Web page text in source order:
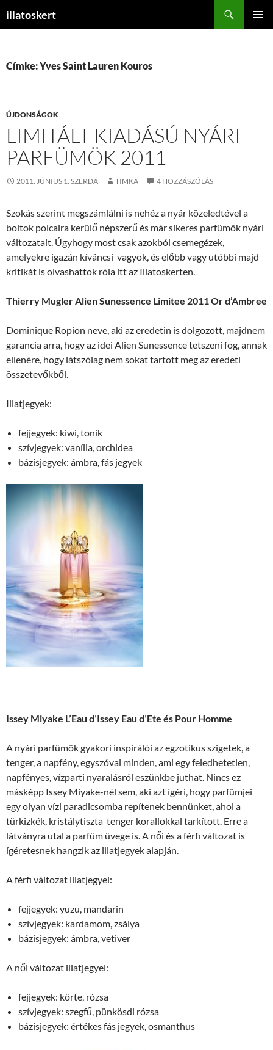
illatoskert
Címke: Yves Saint Lauren Kouros
ÚJDONSÁGOK
LIMITÁLT KIADÁSÚ NYÁRI
PARFÜMÖK 2011
2011. JÚNIUS 1. SZERDA TIMKA 4 HOZZÁSZÓLÁS
Szokás szerint megszámlálni is nehéz a nyár közeledtével a
boltok polcaira kerülő népszerű és már sikeres parfümök nyári
változatait. Úgyhogy most csak azokból csemegézek,
amelyekre igazán kíváncsi vagyok, és előbb vagy utóbbi majd
kritikát is olvashattok róla itt az Illatoskerten.
Thierry Mugler Alien Sunessence Limitee 2011 Or d’Ambree
Dominique Ropion neve, aki az eredetin is dolgozott, majdnem
garancia arra, hogy az idei Alien Sunessence tetszeni fog, annak
ellenére, hogy látszólag nem sokat tartott meg az eredeti
összetevőkből.
Illatjegyek:
fejjegyek: kiwi, tonik
szívjegyek: vanília, orchidea
bázisjegyek: ámbra, fás jegyek
Issey Miyake L’Eau d’Issey Eau d’Ete és Pour Homme
A nyári parfümök gyakori inspirálói az egzotikus szigetek, a
tenger, a napfény, egyszóval minden, ami egy feledhetetlen,
napfényes, vízparti nyaralásról eszünkbe juthat. Nincs ez
másképp Issey Miyake-nél sem, aki azt ígéri, hogy parfümjei
egy olyan vízi paradicsomba repítenek bennünket, ahol a
türkizkék, kristálytiszta tenger korallokkal tarkított. Erre a
látványra utal a parfüm üvege is. A női és a férfi változat is
ígéretesnek hangzik az illatjegyek alapján.
A férfi változat illatjegyei:
fejjegyek: yuzu, mandarin
szívjegyek: kardamom, zsálya
bázisjegyek: ámbra, vetiver
A női változat illatjegyei:
fejjegyek: körte, rózsa
szívjegyek: szegfű, pünkösdi rózsa
bázisjegyek: értékes fás jegyek, osmanthus